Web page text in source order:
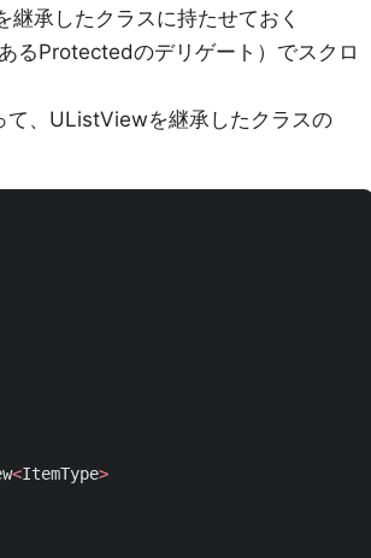
承したクラスに持たせておく
るProtectedのデリゲート）でスクロ
、UListViewを継承したクラスの
<ItemType>